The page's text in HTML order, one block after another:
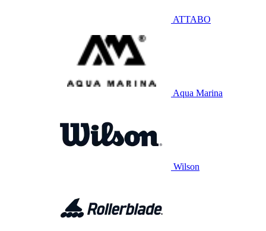
ATTABO
Aqua Marina
Wilson